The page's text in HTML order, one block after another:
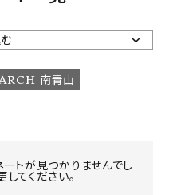
ARCH 南青山
トが見つかりませんでし
てください。